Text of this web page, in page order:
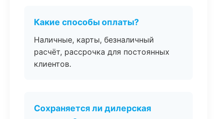
Какие способы оплаты?
Наличные, карты, безналичный
расчёт, рассрочка для постоянных
клиентов.
Сохраняется ли дилерская